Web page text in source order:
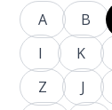
Kích thước
A B
I
K
Z
J